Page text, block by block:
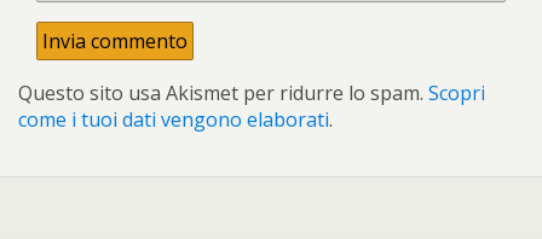
Questo sito usa Akismet per ridurre lo spam. Scopri
come i tuoi dati vengono elaborati.